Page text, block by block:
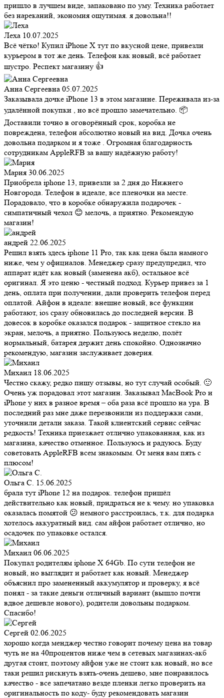
пришло в лучшем виде, запаковано по уму. Техника работает
без нареканий, экономия ощутимая. я довольна!!
Леха 10.07.2025
Всё чётко! Купил iPhone X тут по вкусной цене, привезли
курьером в тот же день. Телефон как новый, всё работает
шустро. Респект магазину 👍
Анна Сергеевна 05.07.2025
Заказывала дочке iPhone 13 в этом магазине. Переживала из-за
удалённой покупки , но всё прошло замечательно. 📦
Доставили точно в оговорённый срок, коробка не
повреждена, телефон абсолютно новый на вид. Дочка очень
довольна подарком и я тоже . Огромная благодарность
сотрудникам AppleRFB за вашу надёжную работу!
Мария 30.06.2025
Приобрела iphone 13, привезли за 2 дня до Нижнего
Новгорода. Телефон в идеале, все пленочки на месте.
Порадовало, что в коробке обнаружила подарочек -
симпатичный чехол 😊 мелочь, а приятно. Рекомендую
магазин!
андрей 22.06.2025
Решил взять здесь iphone 11 Pro, так как цена была намного
ниже, чем у официалов. Менеджер сразу предупредил, что
аппарат идёт как новый (заменена акб), остальное всё
оригинал. Я это ценю - честный подход. Курьер привез за 1
день, оплата при получении, дали проверить телефон перед
оплатой. Айфон в идеале: внешне новый, все функции
работают, ios сразу обновилась до последней версии. В
довесок в коробке оказался подарок - защитное стекло на
экран, мелочь, а приятно. Пользуюсь неделю, полёт
нормальный, батарея держит день спокойно. Однозначно
рекомендую, магазин заслуживает доверия.
Михаил 18.06.2025
Честно скажу, редко пишу отзывы, но тут случай особый. 🙂
Очень уж порадовал этот магазин. Заказывал MacBook Pro и
iPhone у них в разное время – оба раза всё прошло на ура. В
последний раз мне даже перезвонили из поддержки сами,
уточнили детали заказа. Такой клиентский сервис сейчас
редкость! Техника приезжает отлично упакованная, как из
магазина, качество отменное. Пользуюсь и радуюсь. Буду
советовать AppleRFB всем знакомым. От меня вам пять с
плюсом!
Ольга С. 15.06.2025
брала тут iPhone 12 на подарок. телефон пришёл
действительно как новый, придраться не к чему. но упаковка
оказалась помятой 😕 немного расстроилась, т.к. для подарка
хотелось аккуратный вид. сам айфон работает отлично, но
осадочек по упаковке остался.
Михаил 06.06.2025
Покупал родителям iphone X 64Gb. По сути телефон не
новый, но выглядит и работает как новый. Менеджер
объяснил про замененный аккумулятор и проверку, я всё
понял - за такие деньги отличный вариант (вышло почти
вдвое дешевле нового), родители довольны подарком.
Спасибо!
Сергей 02.06.2025
хорошо когда менджер честно говорит почему цена на товар
чуть не на 40процентов ниже чем в сетевых магазинах-акб
другая стоит, поэтому айфон уже не стоит как новый, но все
таки решил рискнуть взять-очень дешево, мне понравилось
качество - все запечатано везде пленки легко проверить на
оригинальность по коду- буду рекомендовать магазин